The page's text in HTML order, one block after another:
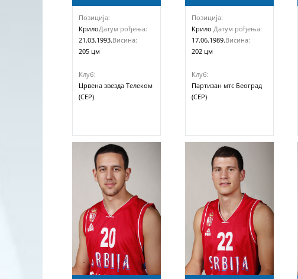
Позиција:
КрилоДатум рођења:
21.03.1993.Висина:
205 цм
Клуб:
Црвена звезда Телеком
(СЕР)
Позиција:
Крило Датум рођења:
17.06.1989.Висина:
202 цм
Клуб:
Партизан мтс Београд
(СЕР)